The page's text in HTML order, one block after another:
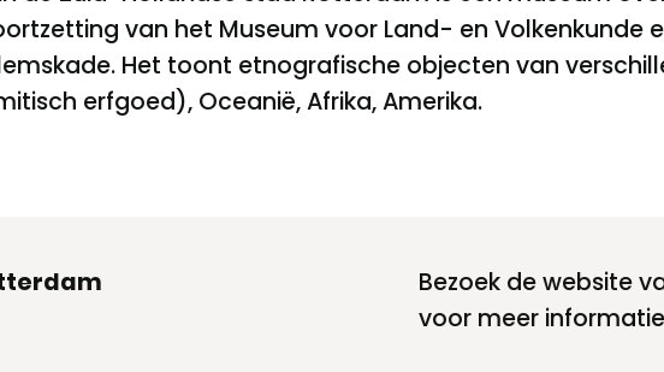
van het Museum voor Land- en Volkenkunde
Het toont etnografische objecten van
erfgoed), Oceanië, Afrika, Amerika.
Bezoek de website
voor meer informatie